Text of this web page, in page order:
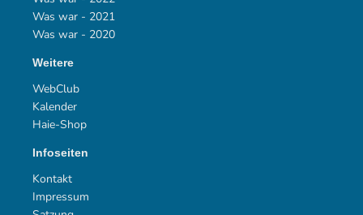
Was war - 2021
Was war - 2020
Weitere
WebClub
Kalender
Haie-Shop
Infoseiten
Kontakt
Impressum